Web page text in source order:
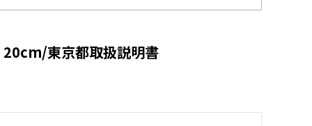
東京都取扱説明書